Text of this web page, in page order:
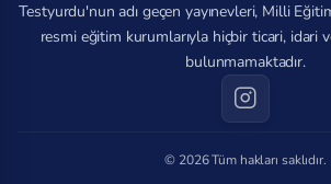
Testyurdu'nun adı geçen yayınevleri, Milli
resmi eğitim kurumlarıyla hiçbir ticari, idari
bulunmamaktadır.
© 2026 Tüm hakları saklıdır.